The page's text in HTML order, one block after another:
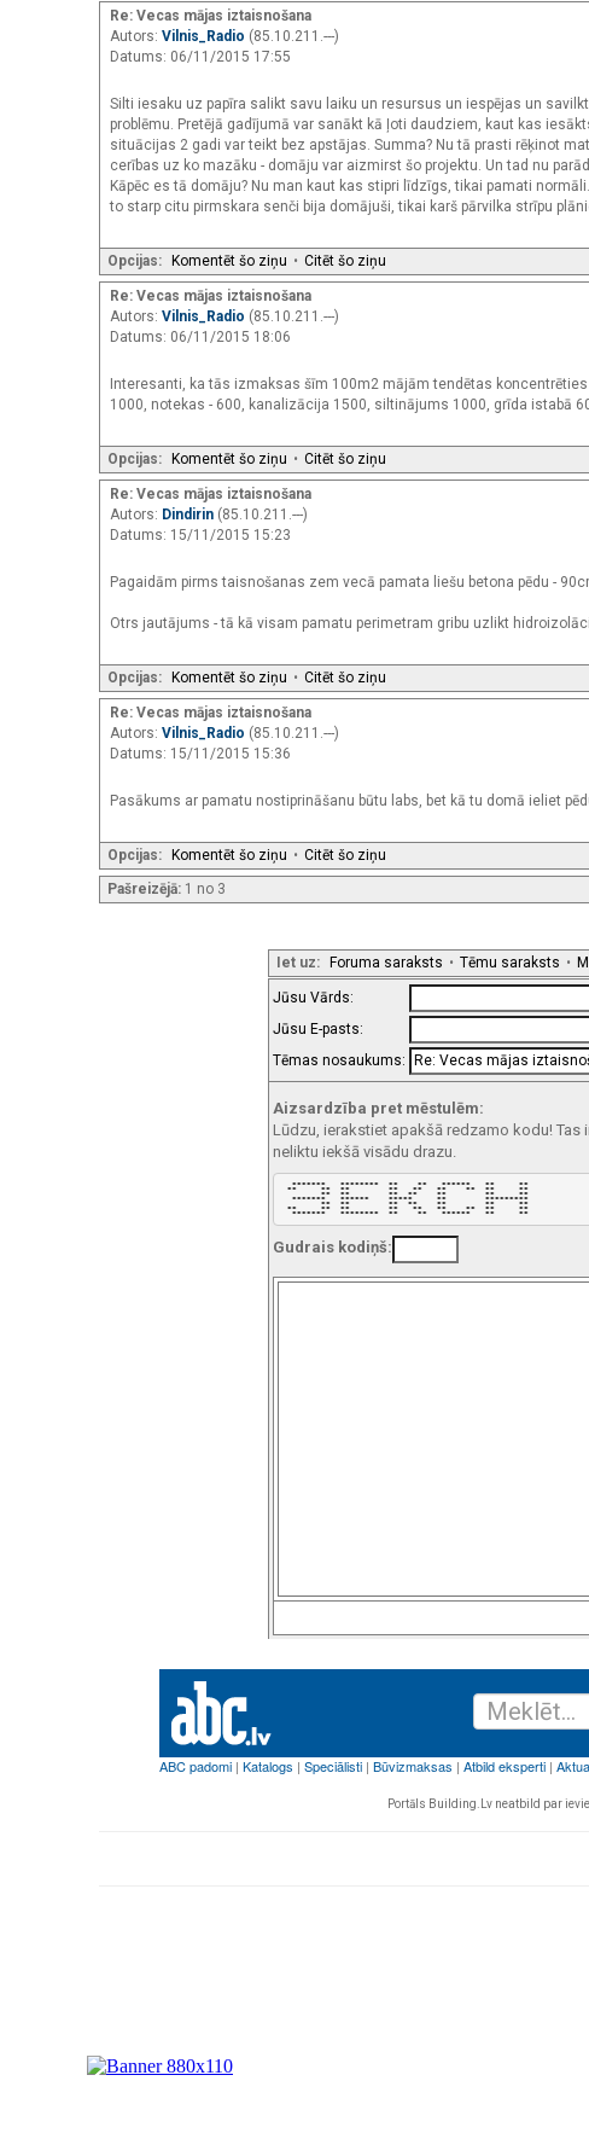
Re: Vecas mājas iztaisnošana
Autors: Vilnis_Radio (85.10.211.---)
Datums: 06/11/2015 17:55
Silti iesaku uz papīra salikt savu laiku un resursus un iespējas un
problēmu. Pretējā gadījumā var sanākt kā ļoti daudziem, kaut kas
situācijas 2 gadi var teikt bez apstājas. Summa? Nu tā prasti rēķinot
cerības uz ko mazāku - domāju var aizmirst šo projektu. Un tad nu
Kāpēc es tā domāju? Nu man kaut kas stipri līdzīgs, tikai pamati
to starp citu pirmskara senči bija domājuši, tikai karš pārvilka strīpu
Opcijas: Komentēt šo ziņu • Citēt šo ziņu
Re: Vecas mājas iztaisnošana
Autors: Vilnis_Radio (85.10.211.---)
Datums: 06/11/2015 18:06
Interesanti, ka tās izmaksas šīm 100m2 mājām tendētas
1000, notekas - 600, kanalizācija 1500, siltinājums 1000, grīda istabā
Opcijas: Komentēt šo ziņu • Citēt šo ziņu
Re: Vecas mājas iztaisnošana
Autors: Dindirin (85.10.211.---)
Datums: 15/11/2015 15:23
Pagaidām pirms taisnošanas zem vecā pamata liešu betona pēdu -
Otrs jautājums - tā kā visam pamatu perimetram gribu uzlikt
Opcijas: Komentēt šo ziņu • Citēt šo ziņu
Re: Vecas mājas iztaisnošana
Autors: Vilnis_Radio (85.10.211.---)
Datums: 15/11/2015 15:36
Pasākums ar pamatu nostiprināšanu būtu labs, bet kā tu domā ieliet
Opcijas: Komentēt šo ziņu • Citēt šo ziņu
Pašreizējā: 1 no 3
Iet uz: Foruma saraksts • Tēmu saraksts •
Jūsu Vārds:
Jūsu E-pasts:
Tēmas nosaukums:
Aizsardzība pret mēstulēm:
Lūdzu, ierakstiet apakšā redzamo kodu!
neliktu iekšā visādu drazu.
  *******   ********  **    **   ******   **     **
**     **  **        **   **   **    **  **     **
        **  **        **  **    **        **     **
  *******   ******    *****     **        *********
        **  **        **  **    **        **     **
**     **  **        **   **   **    **  **     **
  *******   ********  **    **   ******   **     **
Gudrais kodiņš:
Portāls Building.Lv neatbild par